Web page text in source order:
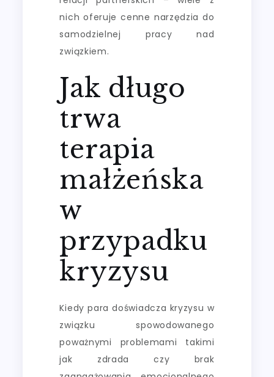
nich oferuje cenne narzędzia do
samodzielnej pracy nad
związkiem.
Jak długo
trwa
terapia
małżeńska
w
przypadku
kryzysu
Kiedy para doświadcza kryzysu w
związku spowodowanego
poważnymi problemami takimi
jak zdrada czy brak